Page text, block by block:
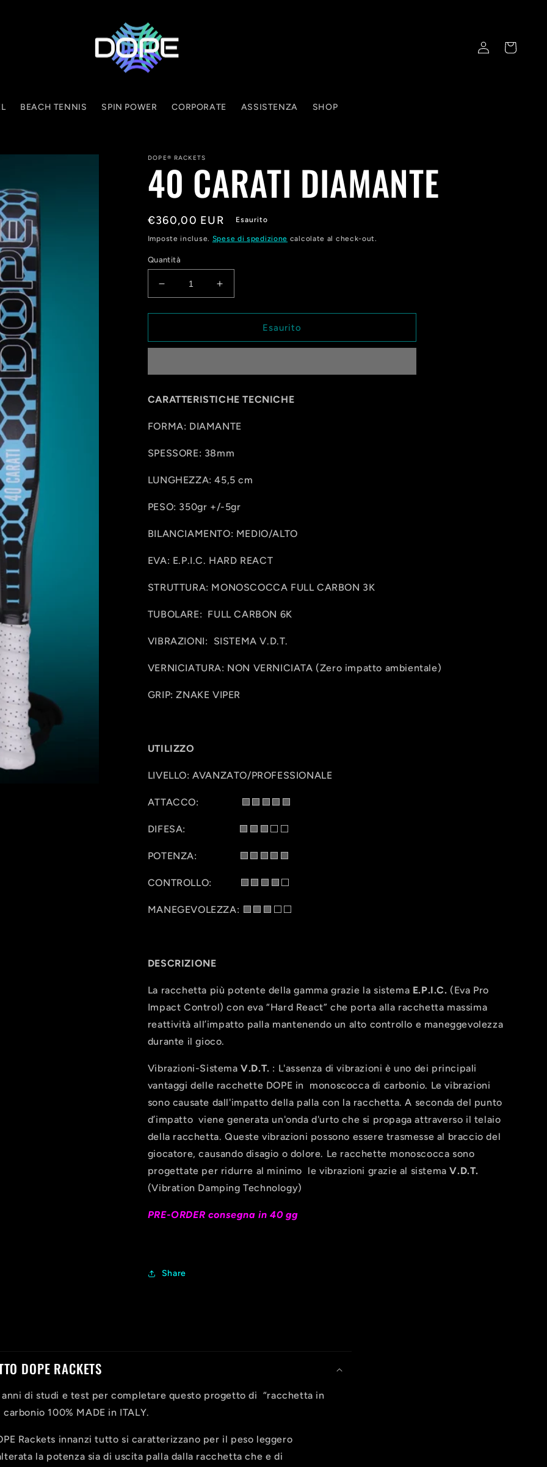
BEACH TENNIS SPIN POWER CORPORATE ASSISTENZA SHOP
Accedi Carrello
DOPE® RACKETS
40 CARATI DIAMANTE
Prezzo
di
listino
€360,00 EUR Esaurito
Imposte incluse. Spese di spedizione calcolate al check-out.
Quantità
Diminuisci
quantità
per
CARATI
Aumenta
quantità
per
CARATI
Esaurito
CARATTERISTICHE TECNICHE
FORMA: DIAMANTE
SPESSORE: 38mm
LUNGHEZZA: 45,5 cm
PESO: 350gr +/-5gr
BILANCIAMENTO: MEDIO/ALTO
EVA: E.P.I.C. HARD REACT
STRUTTURA: MONOSCOCCA FULL CARBON 3K
TUBOLARE: FULL CARBON 6K
VIBRAZIONI: SISTEMA V.D.T.
VERNICIATURA: NON VERNICIATA (Zero impatto ambientale)
GRIP: ZNAKE VIPER
UTILIZZO
LIVELLO: AVANZATO/PROFESSIONALE
ATTACCO: 🟩🟩🟩🟩🟩
DIFESA: 🟩🟩🟩⬜️⬜️
POTENZA: 🟩🟩🟩🟩🟩
CONTROLLO: 🟩🟩🟩🟩⬜️
MANEGEVOLEZZA: 🟩🟩🟩⬜️ ⬜️
DESCRIZIONE
La racchetta più potente della gamma grazie la sistema E.P.I.C. (Eva Pro
Impact Control) con eva “Hard React” che porta alla racchetta massima
reattività all’impatto palla mantenendo un alto controllo e maneggevolezza
durante il gioco.
Vibrazioni-SistemaV.D.T. : L'assenza di vibrazioni è uno dei principali
vantaggi delle racchette DOPE in monoscocca di carbonio. Le vibrazioni
sono causate dall'impatto della palla con la racchetta. A seconda del punto
d’impatto viene generata un'onda d'urto che si propaga attraverso il telaio
della racchetta. Queste vibrazioni possono essere trasmesse al braccio del
giocatore, causando disagio o dolore. Le racchette monoscocca sono
progettate per ridurre al minimo le vibrazioni grazie al sistemaV.D.T.
(Vibration Damping Technology)
PRE-ORDER consegna in 40 gg
Share
DOPE RACKETS
di studi e test per completare questo progetto di “racchetta in
100% MADE in ITALY.
Rackets innanzi tutto si caratterizzano per il peso leggero
la potenza sia di uscita palla dalla racchetta che e di